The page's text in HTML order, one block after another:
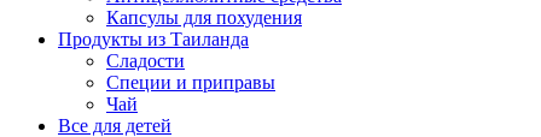
Капсулы для похудения
Продукты из Таиланда
Сладости
Специи и приправы
Чай
Все для детей